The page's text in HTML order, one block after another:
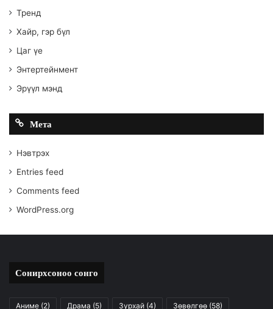
Тренд
Хайр, гэр бүл
Цаг үе
Энтертейнмент
Эрүүл мэнд
Мета
Нэвтрэх
Entries feed
Comments feed
WordPress.org
Сонирхсоноо сонго
Аниме (2) Драма (5) Зурхай (4) Зөвөлгөө (58)